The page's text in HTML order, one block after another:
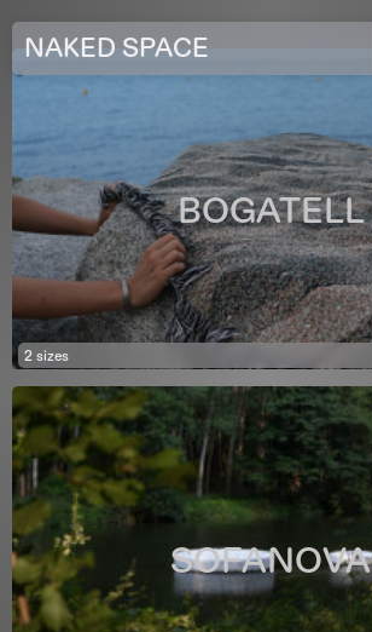
NAKED SPACE
BOGATELL
2 sizes
SOFANOVA